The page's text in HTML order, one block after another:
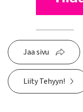
Jaa sivu
Liity Tehyyn!